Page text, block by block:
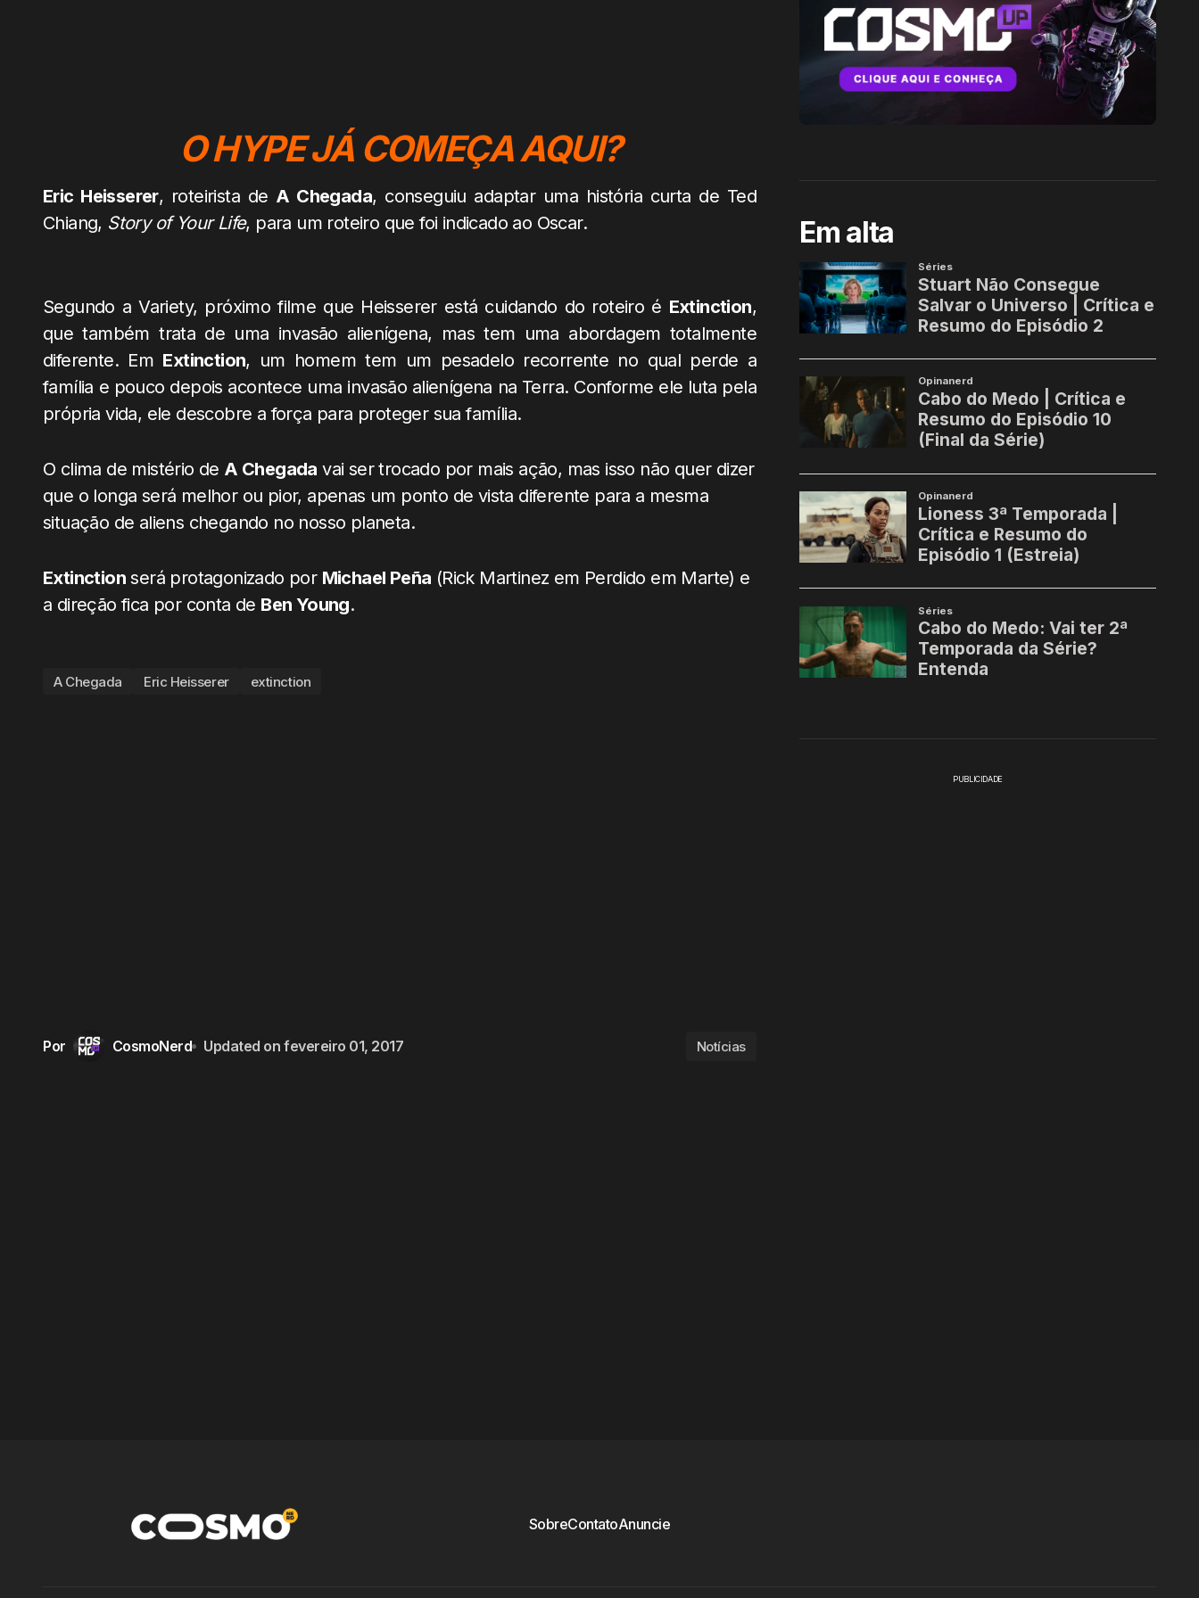
O HYPE JÁ COMEÇA AQUI?
Eric Heisserer, roteirista de A Chegada, conseguiu adaptar uma história curta de Ted
Chiang, Story of Your Life, para um roteiro que foi indicado ao Oscar.
Segundo a Variety, próximo filme que Heisserer está cuidando do roteiro é Extinction,
que também trata de uma invasão alienígena, mas tem uma abordagem totalmente
diferente. Em Extinction, um homem tem um pesadelo recorrente no qual perde a
família e pouco depois acontece uma invasão alienígena na Terra. Conforme ele luta pela
própria vida, ele descobre a força para proteger sua família.
O clima de mistério de A Chegada vai ser trocado por mais ação, mas isso não quer dizer
que o longa será melhor ou pior, apenas um ponto de vista diferente para a mesma
situação de aliens chegando no nosso planeta.
Extinction será protagonizado por Michael Peña (Rick Martinez em Perdido em Marte) e
a direção fica por conta de Ben Young.
A Chegada Eric Heisserer extinction
Por CosmoNerd Updated on fevereiro 01, 2017 Notícias
Em alta
PUBLICIDADE
SobreContatoAnuncie